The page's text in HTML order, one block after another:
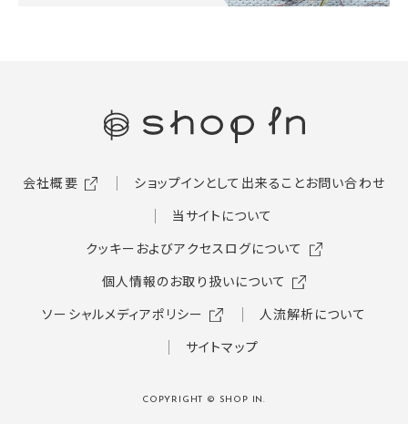
会社概要 ショップインとして出来ることお問い合わせ
当サイトについて
クッキーおよびアクセスログについて
個人情報のお取り扱いについて
ソーシャルメディアポリシー
人流解析について
サイトマップ
COPYRIGHT © SHOP IN.